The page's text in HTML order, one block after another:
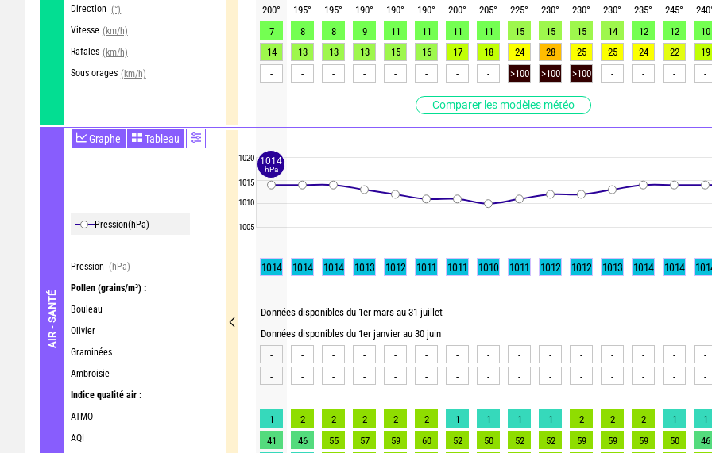
Direction (°)
Vitesse (km/h)
Rafales (km/h)
Sous orages (km/h)
Comparer les modèles météo
AIR - SANTÉ
Graphe Tableau
Pression(hPa)
Pression (hPa)
Pollen (grains/m³) :
Bouleau
Olivier
Graminées
Ambroisie
Indice qualité air :
ATMO
AQI
1020
1015
1010
1005
200° 195° 195° 190° 190° 190° 200° 205° 225° 230° 230° 230° 235° 245° 240
7
8 8 9 11 11 11 11 15 15 15 14 12 12 10
14
13 13 13 15 16 17 18 24 28 25 25 24 22 19
-
- - - - - - - >100 >100 >100 - - - -
1014 1014 1014 1013 1012 1011 1011 1010 1011 1012 1012 1013 1014 1014
Données disponibles du 1er mars au 31 juillet
Données disponibles du 1er janvier au 30 juin
-
- - - - - - - - - - - - - -
-
- - - - - - - - - - - - - -
1 2 2 2 2 2 1 1 1 1 2 2 2 1 1
41
46 55 57 59 60 52 50 52 52 59 59 59 50 46
1014
hPa